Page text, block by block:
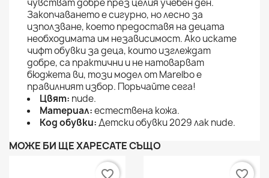
чувстват добре през целия учебен ден.
Закопчаването е сигурно, но лесно за
използване, което предоставя на децата
необходимата им независимост. Ако искате
чифт обувки за деца, които изглеждат
добре, са практични и не натоварват
бюджета ви, този модел от Marelbo е
правилният избор. Поръчайте сега!
Цвят: nude.
Материал:естествена кожа.
Код обувки:Детски обувки 2029 лак nude.
МОЖЕ БИ ЩЕ ХАРЕСАТЕ СЪЩО
favorite_border favorite_border